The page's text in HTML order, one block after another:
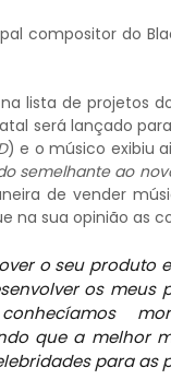
compositor do
lista de projetos
será lançado
) e o músico exibiu
semelhante ao
de vender
na sua opinião as
o seu produto
os
que a melhor
para as